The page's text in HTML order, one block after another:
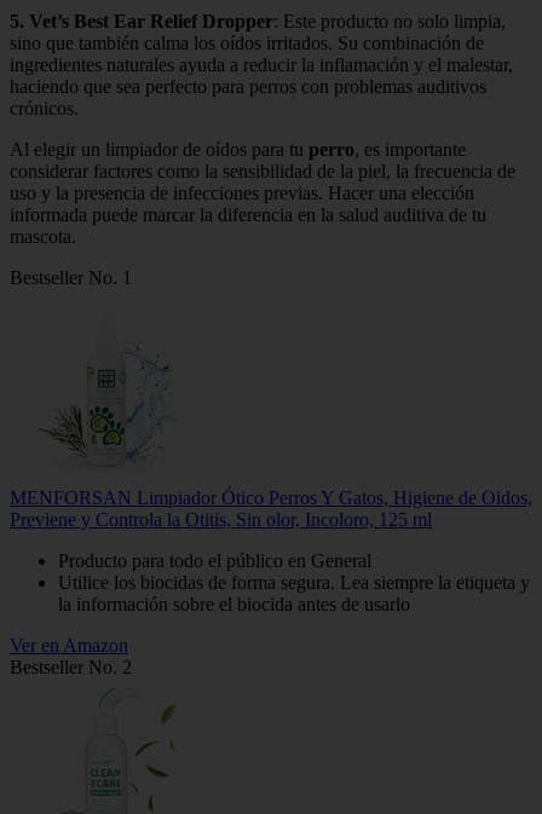
5. Vet’s Best Ear Relief Dropper: Este producto no solo limpia,
sino que también calma los oídos irritados. Su combinación de
ingredientes naturales ayuda a reducir la inflamación y el malestar,
haciendo que sea perfecto para perros con problemas auditivos
crónicos.
Al elegir un limpiador de oídos para tu perro, es importante
considerar factores como la sensibilidad de la piel, la frecuencia de
uso y la presencia de infecciones previas. Hacer una elección
informada puede marcar la diferencia en la salud auditiva de tu
mascota.
Bestseller No. 1
MENFORSAN Limpiador Ótico Perros Y Gatos, Higiene de Oidos,
Previene y Controla la Otitis, Sin olor, Incoloro, 125 ml
Producto para todo el público en General
Utilice los biocidas de forma segura. Lea siempre la etiqueta y
la información sobre el biocida antes de usarlo
Ver en Amazon
Bestseller No. 2